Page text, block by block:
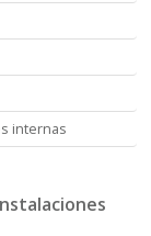
internas